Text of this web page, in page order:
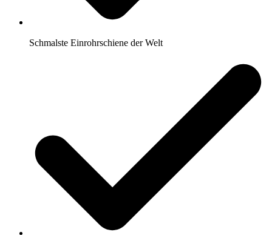
Schmalste Einrohrschiene der Welt